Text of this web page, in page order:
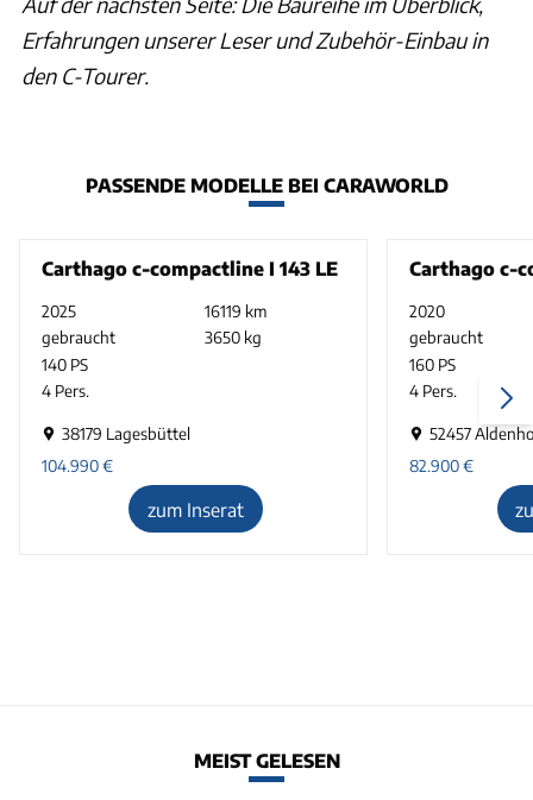
Erfahrungen unserer Leser und Zubehör-Einbau in
den C-Tourer.
PASSENDE MODELLE BEI CARAWORLD
Carthago c-compactline I 143 LE
2025
16119 km
gebraucht
3650 kg
140 PS
4 Pers.
38179 Lagesbüttel
104.990€
zum Inserat
Carthago c-
2020
gebraucht
160 PS
4 Pers.
52457
82.900€
MEIST GELESEN